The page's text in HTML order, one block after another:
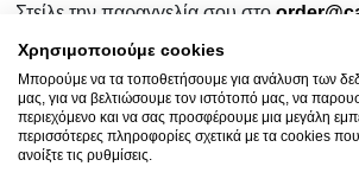
Στείλε την παραγγελία σου στο
Για αγορές λιανικής
www.wokshop.gr
Όροι Χρήσης
Πολιτική Προστασίας Προσωπικών
Πολιτική Επιστροφών
Χρησιμοποιούμε cookies
Μπορούμε να τα τοποθετήσουμε για ανάλυση των
μας, για να βελτιώσουμε τον ιστότοπό μας, να
περιεχόμενο και να σας προσφέρουμε μια μεγάλη
περισσότερες πληροφορίες σχετικά με τα cookies
ανοίξτε τις ρυθμίσεις.